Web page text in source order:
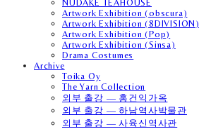
NUDAKE TEAHOUSE
Artwork Exhibition (obscura)
Artwork Exhibition (8DIVISION)
Artwork Exhibition (Pop)
Artwork Exhibition (Sinsa)
Drama Costumes
Archive
Toika Oy
The Yarn Collection
외부 출강 — 홍건익가옥
외부 출강 — 하남역사박물관
외부 출강 — 사육신역사관